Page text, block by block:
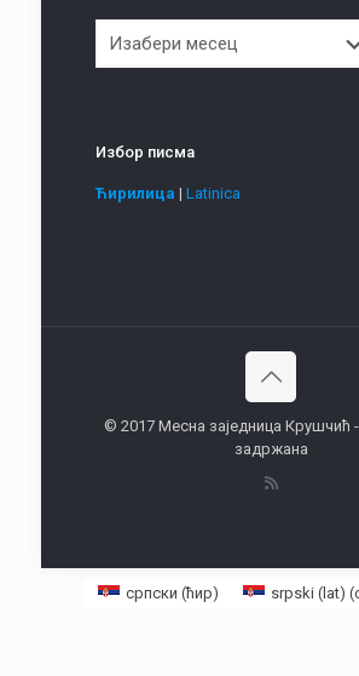
Избор писма
Ћирилица | Latinica
© 2017 Месна заједница Крушчић
задржана
српски (ћир) srpski (lat) (